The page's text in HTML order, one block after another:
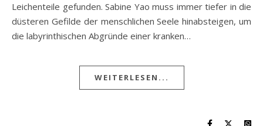
Leichenteile gefunden. Sabine Yao muss immer tiefer in die
düsteren Gefilde der menschlichen Seele hinabsteigen, um
die labyrinthischen Abgründe einer kranken…
WEITERLESEN...